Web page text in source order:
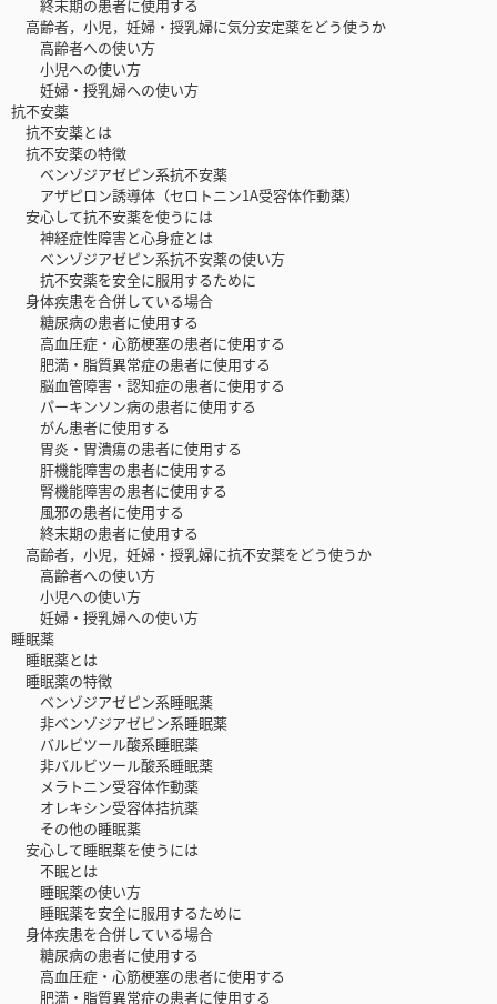
終末期の患者に使用する
高齢者，小児，妊婦・授乳婦に気分安定薬をどう使うか
高齢者への使い方
小児への使い方
妊婦・授乳婦への使い方
抗不安薬
抗不安薬とは
抗不安薬の特徴
ベンゾジアゼピン系抗不安薬
アザピロン誘導体（セロトニン1A受容体作動薬）
安心して抗不安薬を使うには
神経症性障害と心身症とは
ベンゾジアゼピン系抗不安薬の使い方
抗不安薬を安全に服用するために
身体疾患を合併している場合
糖尿病の患者に使用する
高血圧症・心筋梗塞の患者に使用する
肥満・脂質異常症の患者に使用する
脳血管障害・認知症の患者に使用する
パーキンソン病の患者に使用する
がん患者に使用する
胃炎・胃潰瘍の患者に使用する
肝機能障害の患者に使用する
腎機能障害の患者に使用する
風邪の患者に使用する
終末期の患者に使用する
高齢者，小児，妊婦・授乳婦に抗不安薬をどう使うか
高齢者への使い方
小児への使い方
妊婦・授乳婦への使い方
睡眠薬
睡眠薬とは
睡眠薬の特徴
ベンゾジアゼピン系睡眠薬
非ベンゾジアゼピン系睡眠薬
バルビツール酸系睡眠薬
非バルビツール酸系睡眠薬
メラトニン受容体作動薬
オレキシン受容体拮抗薬
その他の睡眠薬
安心して睡眠薬を使うには
不眠とは
睡眠薬の使い方
睡眠薬を安全に服用するために
身体疾患を合併している場合
糖尿病の患者に使用する
高血圧症・心筋梗塞の患者に使用する
肥満・脂質異常症の患者に使用する